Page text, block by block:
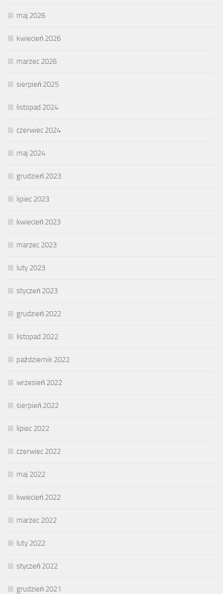
maj 2026
kwiecień 2026
marzec 2026
sierpień 2025
listopad 2024
czerwiec 2024
maj 2024
grudzień 2023
lipiec 2023
kwiecień 2023
marzec 2023
luty 2023
styczeń 2023
grudzień 2022
listopad 2022
październik 2022
wrzesień 2022
sierpień 2022
lipiec 2022
czerwiec 2022
maj 2022
kwiecień 2022
marzec 2022
luty 2022
styczeń 2022
grudzień 2021